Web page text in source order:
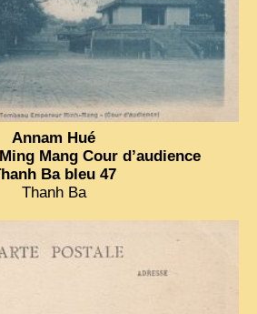
Annam Hué
Mang Cour d’audience
Ba bleu 47
Thanh Ba